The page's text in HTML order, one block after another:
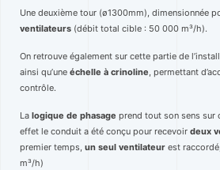
Une deuxième tour (ø1300mm), dimensionnée
ventilateurs (débit total cible : 50 000 m³/h).
On retrouve également sur cette partie de
ainsi qu’une échelle à crinoline, permettant
contrôle.
La logique de phasage prend tout son sens sur
effet le conduit a été conçu pour recevoir deux
premier temps, un seul ventilateur est
m³/h)